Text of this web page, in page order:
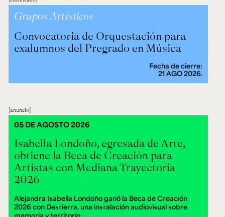
Grupos Artísticos
Convocatoria de Orquestación para
exalumnos del Pregrado en Música
Fecha de cierre:
21 AGO 2026.
anuncio
Isabella Londoño, egresada de Arte,
obtiene la Beca de Creación para
Artistas con Mediana Trayectoria
2026
Alejandra Isabella Londoño ganó la Beca de Creación
2026 con Destierra, una instalación audiovisual sobre
memoria y territorio.
05 DE AGOSTO 2026